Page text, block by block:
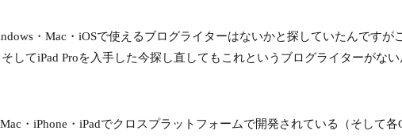
・Mac・iOSで使えるブログライターはないかと探していたんですが
してiPad Proを入手した今探し直してもこれというブログライターがない
・iPhone・iPadでクロスプラットフォームで開発されている（そして各